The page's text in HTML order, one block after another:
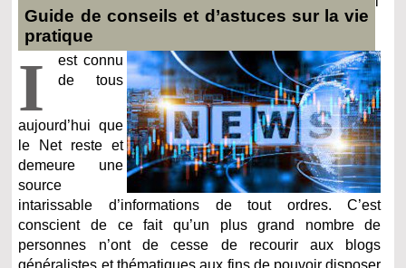
Guide de conseils et d’astuces sur la vie
pratique
I
est connu
de tous
aujourd’hui que
le Net reste et
demeure une
source
intarissable d’informations de tout ordres. C’est
conscient de ce fait qu’un plus grand nombre de
personnes n’ont de cesse de recourir aux blogs
généralistes et thématiques aux fins de pouvoir disposer